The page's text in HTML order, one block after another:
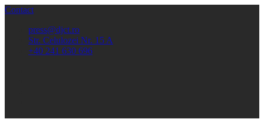
Contact
press@djct.ro
Str. Celulozei Nr. 15 A
+40 241 630 696